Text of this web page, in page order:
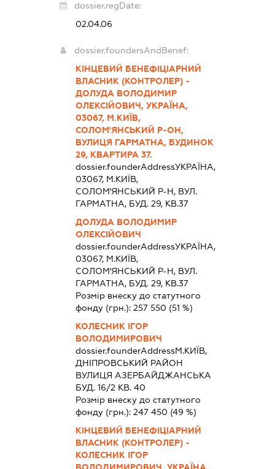
dossier.regDate:
02.04.06
dossier.foundersAndBenef:
КІНЦЕВИЙ БЕНЕФІЦІАРНИЙ
ВЛАСНИК (КОНТРОЛЕР) -
ДОЛУДА ВОЛОДИМИР
ОЛЕКСІЙОВИЧ, УКРАЇНА,
03067, М.КИЇВ,
СОЛОМ'ЯНСЬКИЙ Р-ОН,
ВУЛИЦЯ ГАРМАТНА, БУДИНОК
29, КВАРТИРА 37.
dossier.founderAddressУКРАЇНА,
03067, М.КИЇВ,
СОЛОМ'ЯНСЬКИЙ Р-Н, ВУЛ.
ГАРМАТНА, БУД. 29, КВ.37
ДОЛУДА ВОЛОДИМИР
ОЛЕКСІЙОВИЧ
dossier.founderAddressУКРАЇНА,
03067, М.КИЇВ,
СОЛОМ'ЯНСЬКИЙ Р-Н, ВУЛ.
ГАРМАТНА, БУД. 29, КВ.37
Розмір внеску до статутного
фонду (грн.): 257 550 (51 %)
КОЛЕСНИК ІГОР
ВОЛОДИМИРОВИЧ
dossier.founderAddressМ.КИЇВ,
ДНІПРОВСЬКИЙ РАЙОН
ВУЛИЦЯ АЗЕРБАЙДЖАНСЬКА
БУД. 16/2 КВ. 40
Розмір внеску до статутного
фонду (грн.): 247 450 (49 %)
КІНЦЕВИЙ БЕНЕФІЦІАРНИЙ
ВЛАСНИК (КОНТРОЛЕР) -
КОЛЕСНИК ІГОР